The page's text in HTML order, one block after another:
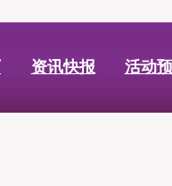
资讯快报 活动